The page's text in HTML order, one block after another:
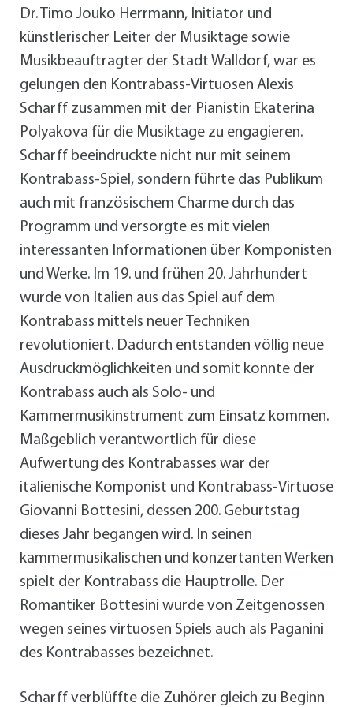
Dr. Timo Jouko Herrmann, Initiator und
künstlerischer Leiter der Musiktage sowie
Musikbeauftragter der Stadt Walldorf, war es
gelungen den Kontrabass-Virtuosen Alexis
Scharff zusammen mit der Pianistin Ekaterina
Polyakova für die Musiktage zu engagieren.
Scharff beeindruckte nicht nur mit seinem
Kontrabass-Spiel, sondern führte das Publikum
auch mit französischem Charme durch das
Programm und versorgte es mit vielen
interessanten Informationen über Komponisten
und Werke. Im 19. und frühen 20. Jahrhundert
wurde von Italien aus das Spiel auf dem
Kontrabass mittels neuer Techniken
revolutioniert. Dadurch entstanden völlig neue
Ausdruckmöglichkeiten und somit konnte der
Kontrabass auch als Solo- und
Kammermusikinstrument zum Einsatz kommen.
Maßgeblich verantwortlich für diese
Aufwertung des Kontrabasses war der
italienische Komponist und Kontrabass-Virtuose
Giovanni Bottesini, dessen 200. Geburtstag
dieses Jahr begangen wird. In seinen
kammermusikalischen und konzertanten Werken
spielt der Kontrabass die Hauptrolle. Der
Romantiker Bottesini wurde von Zeitgenossen
wegen seines virtuosen Spiels auch als Paganini
des Kontrabasses bezeichnet.
Scharff verblüffte die Zuhörer gleich zu Beginn